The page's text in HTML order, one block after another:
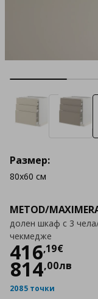
METOD/
долен шкаф с 3
чекмедже
416,19€
Цена
814,00лв
2085 точки
Размер:
80x60 см